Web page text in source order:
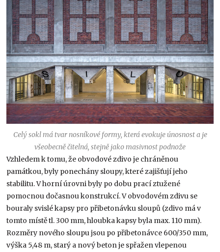
Celý sokl má tvar nosníkové formy, která evokuje únosnost a je
všeobecně čitelná, stejně jako masivnost podnože
Vzhledem k tomu, že obvodové zdivo je chráněnou
památkou, byly ponechány sloupy, které zajišťují jeho
stabilitu. V horní úrovni byly po dobu prací ztužené
pomocnou dočasnou konstrukcí. V obvodovém zdivu se
bouraly svislé kapsy pro přibetonávku sloupů (zdivo má v
tomto místě tl. 300 mm, hloubka kapsy byla max. 110 mm).
Rozměry nového sloupu jsou po přibetonávce 600/350 mm,
výška 5,48 m, starý a nový beton je spřažen vlepenou